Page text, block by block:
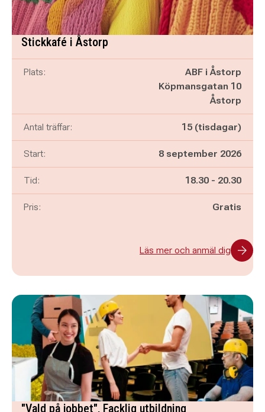
Stickkafé i Åstorp
Plats:
ABF i Åstorp
Köpmansgatan 10
Åstorp
Antal träffar: 15 (tisdagar)
Start: 8 september 2026
Tid: Pågår mellan
18.30 - och
20.30
Pris: Gratis
Läs mer och anmäl dig
"Vald på jobbet", Facklig utbildning